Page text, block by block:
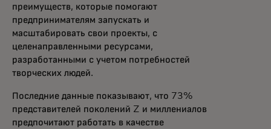
преимуществ, которые помогают
предпринимателям запускать и
масштабировать свои проекты, с
целенаправленными ресурсами,
разработанными с учетом потребностей
творческих людей.
Последние данные показывают, что 73%
представителей поколений Z и миллениалов
предпочитают работать в качестве